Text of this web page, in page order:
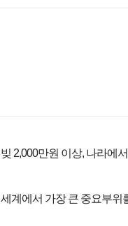
빚 2,000만원 이상, 나라에
세계에서 가장 큰 중요부위